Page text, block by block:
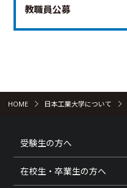
教職員公募
HOME 日本工業大学について
受験生の方へ
在校生・卒業生の方へ